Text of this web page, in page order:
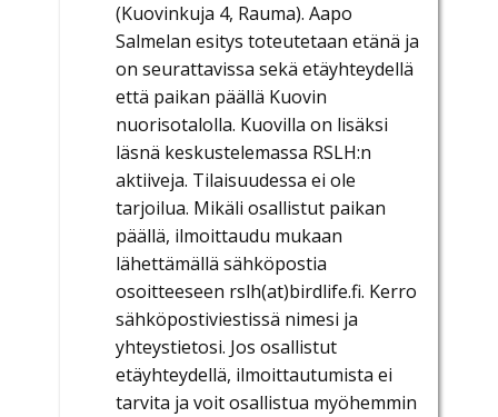
(Kuovinkuja 4, Rauma). Aapo
Salmelan esitys toteutetaan etänä ja
on seurattavissa sekä etäyhteydellä
että paikan päällä Kuovin
nuorisotalolla. Kuovilla on lisäksi
läsnä keskustelemassa RSLH:n
aktiiveja. Tilaisuudessa ei ole
tarjoilua. Mikäli osallistut paikan
päällä, ilmoittaudu mukaan
lähettämällä sähköpostia
osoitteeseen rslh(at)birdlife.fi. Kerro
sähköpostiviestissä nimesi ja
yhteystietosi. Jos osallistut
etäyhteydellä, ilmoittautumista ei
tarvita ja voit osallistua myöhemmin